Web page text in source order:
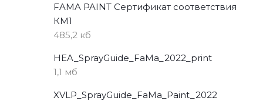
FAMA PAINT Сертификат соответствия
КМ1
485,2 кб
HEA_SprayGuide_FaMa_2022_print
1,1 мб
XVLP_SprayGuide_FaMa_Paint_2022